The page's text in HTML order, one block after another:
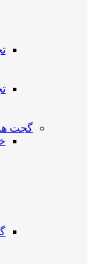
گجت ها